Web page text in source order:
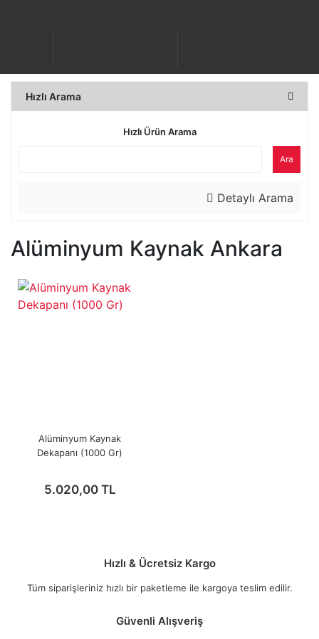
Hızlı Arama
Hızlı Ürün Arama
Ara
Detaylı Arama
Alüminyum Kaynak Ankara
Alüminyum Kaynak
Dekapanı (1000 Gr)
5.020,00 TL
Hızlı & Ücretsiz Kargo
Tüm siparişleriniz hızlı bir paketleme ile kargoya teslim edilir.
Güvenli Alışveriş